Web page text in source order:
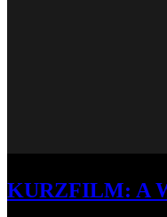
KURZFILM: A